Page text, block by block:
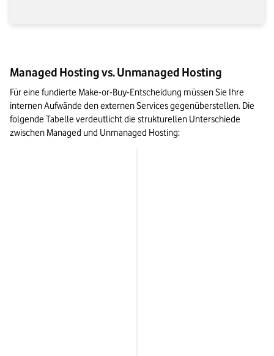
Managed Hosting vs. Unmanaged Hosting
Für eine fundierte Make-or-Buy-Entscheidung müssen Sie Ihre
internen Aufwände den externen Services gegenüberstellen. Die
folgende Tabelle verdeutlicht die strukturellen Unterschiede
zwischen Managed und Unmanaged Hosting: